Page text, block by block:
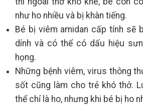
như ho nhiều và bị khàn tiếng.
Bé bị viêm amidan cấp tính sẽ
dính và có thể có dấu hiệu
họng.
Những bệnh viêm, virus thông
sốt cũng làm cho trẻ khó thở.
thể chỉ là ho, nhưng khi bé bị ho